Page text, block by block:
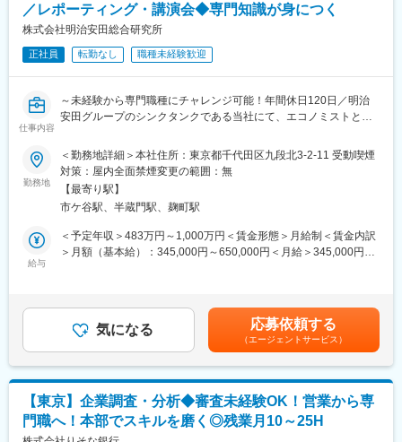
れています。スポンサー企業を対象とした徹底的な分析情報を広
く投資家に共有することで、投資家の企業理解促進、企業IRの効
ートです。弊社のレポートでは売買の推奨や、短期投資で儲かる
株式銘柄の紹介は一切ありません。唯一の焦点は「企業の実態」
「何をしている会社か」「ビジネスモデルはどうなっているか」
「過去の実績はどうか」「他社と比して競争力があるか」「その
会社の強みと弱みは何か」という投資家の視点、かつ客観的な立
場で企業を徹底して分析することにこだわっています。
◆"最高齢63歳のアナリスト"が活躍／50代～60代が中心の職場で
す◆
ショナル」が多いことが特徴です。
／レポーティング・講演会◆専門知識が身につく
株式会社明治安田総合研究所
正社員 転勤なし 職種未経験歓迎
仕事内容
～未経験から専門職種にチャレンジ可能！年間休日120日／明治
安田グループのシンクタンクである当社にて、エコノミストとし
■具体的な業務：
※ご経験や力量に応じて段階的に活躍の場をご提供していきます。
・日本、米国、欧州、中国経済等のマクロ経済分析・予測
・金融政策・市場の分析・予測
・定期的なレポート作成・発信、社内外向けプレゼンテーション
・経済動向などの明治安田生命への影響調査等
■入社後お任せする業務（未経験者の場合）：
定期的に出しているレポートを参考にしながら、内外マクロ経済
に関するレポート作成からスタートします。
その後、特定の領域に関し、ご自身でテーマを設定した研究を行
い、将来的には日本経済に関する特定分野における調査レポート
の執筆、社外発信を想定しております。
また、親会社経由で講演依頼を受けるため、主に内外経済の見通
勤務地
＜勤務地詳細＞本社住所：東京都千代田区九段北3-2-11 受動喫煙
対策：屋内全面禁煙変更の範囲：無
【最寄り駅】
市ケ谷駅、半蔵門駅、麹町駅
給与
＜予定年収＞483万円～1,000万円＜賃金形態＞月給制＜賃金内訳
＞月額（基本給）：345,000円～650,000円＜月給＞345,000円～
であり、選考を通じて上下する可能性があります。月給(月額)は固
定手当を含めた表記です。
気になる 応募依頼する
（エージェントサービス）
【東京】企業調査・分析◆審査未経験OK！営業から専
門職へ！本部でスキルを磨く◎残業月10～25H